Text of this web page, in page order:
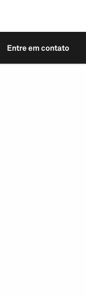
Entre em contato